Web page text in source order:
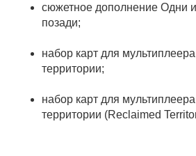
сюжетное дополнение Одни
позади;
набор карт для
территории;
набор карт для
территории (Reclaimed